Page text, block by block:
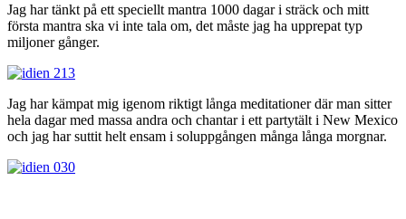
Jag har tänkt på ett speciellt mantra 1000 dagar i sträck och mitt
första mantra ska vi inte tala om, det måste jag ha upprepat typ
miljoner gånger.
Jag har kämpat mig igenom riktigt långa meditationer där man sitter
hela dagar med massa andra och chantar i ett partytält i New Mexico
och jag har suttit helt ensam i soluppgången många långa morgnar.